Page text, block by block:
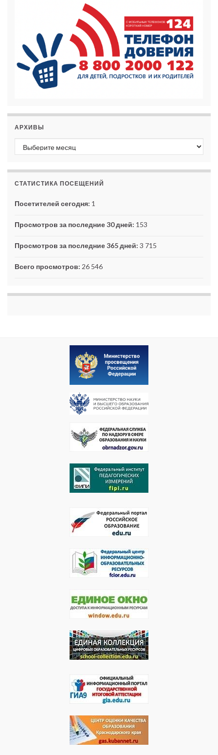
АРХИВЫ
Архивы
СТАТИСТИКА ПОСЕЩЕНИЙ
Посетителей сегодня: 1
Просмотров за последние 30 дней: 153
Просмотров за последние 365 дней: 3 715
Всего просмотров: 26 546